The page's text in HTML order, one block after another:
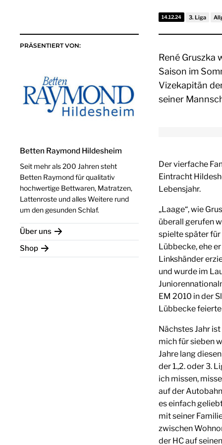
14.12.24 3. Liga
PRÄSENTIERT VON:
Betten Raymond Hildesheim
Seit mehr als 200 Jahren steht
Betten Raymond für qualitativ
hochwertige Bettwaren, Matratzen,
Lattenroste und alles Weitere rund
um den gesunden Schlaf.
Über uns
Shop
René Gruszka
Saison im
Vizekapitän
seiner
Der vierfache
Eintracht
Lebensjahr.
„Laage“, wie
überall gerufen
spielte später für
Lübbecke, ehe
Linkshänder
und wurde im
EM 2010 in der
Lübbecke
Nächstes Jahr
mich für sieben
Jahre lang
der 1.,2. oder 3.
ich missen,
auf der
es einfach
mit seiner
zwischen
der HC auf